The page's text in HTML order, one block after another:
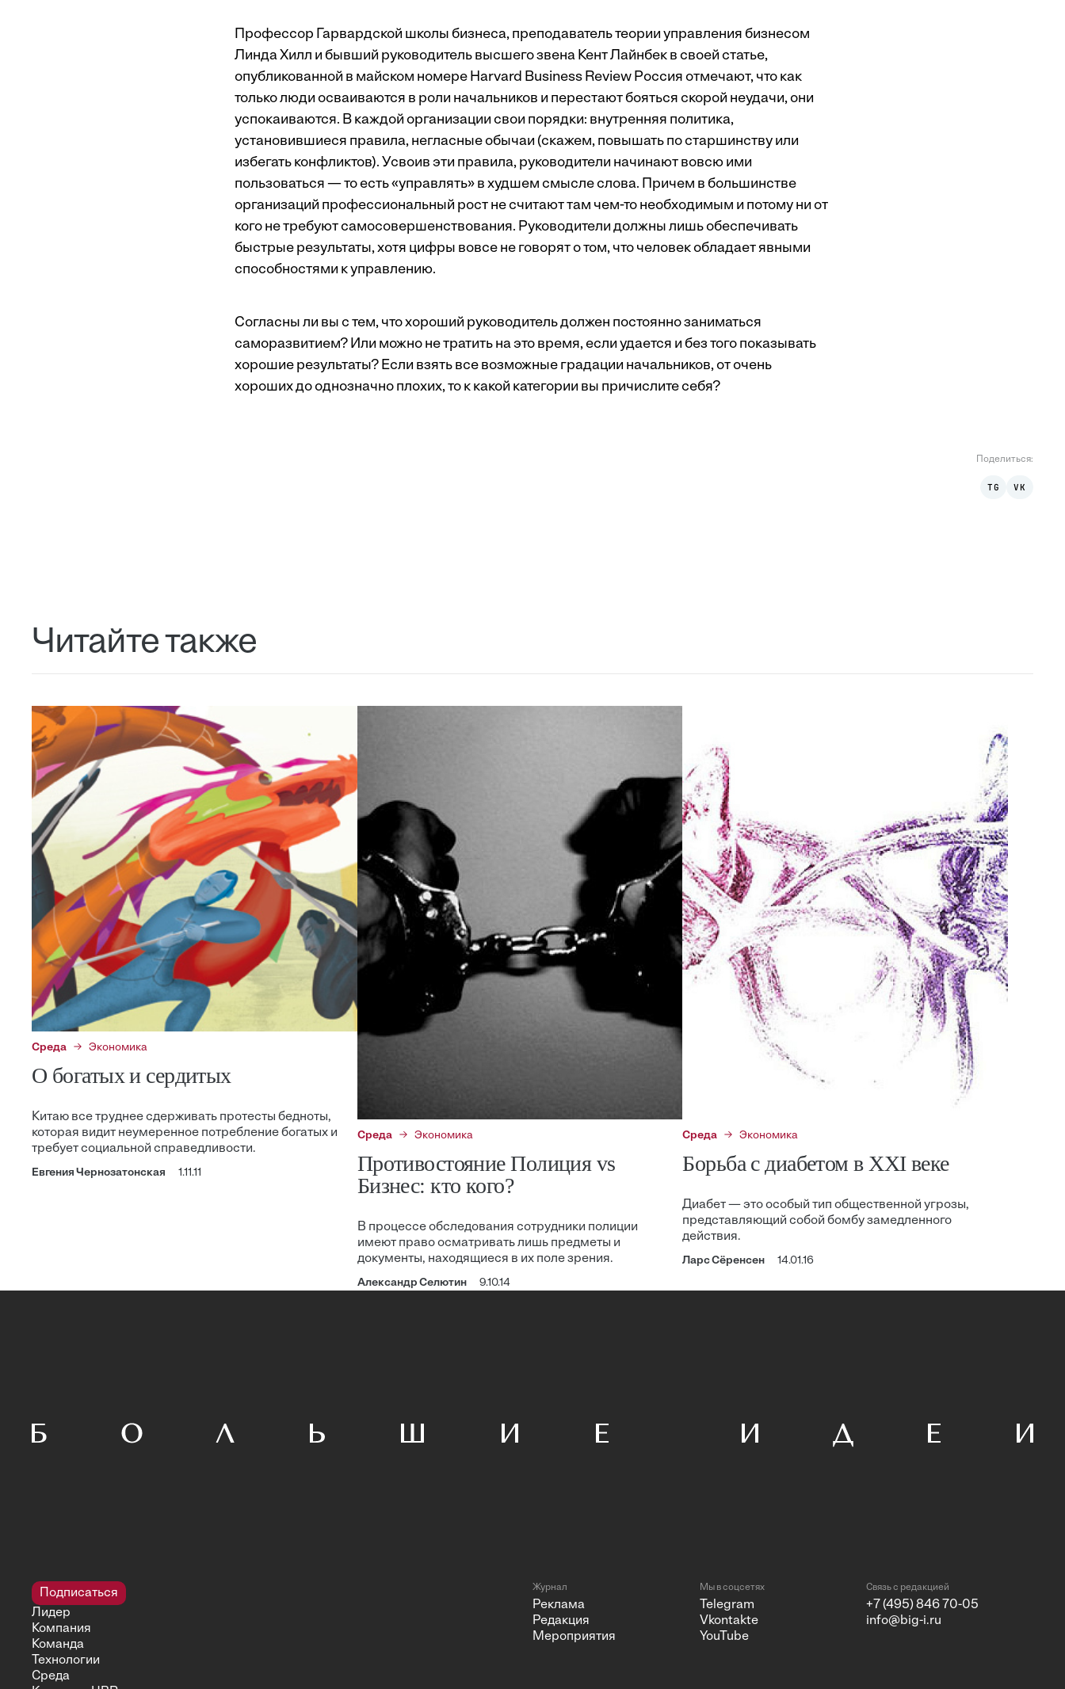
Профессор Гарвардской школы бизнеса, преподаватель теории управления бизнесом
Линда Хилл и бывший руководитель высшего звена Кент Лайнбек в своей статье,
опубликованной в майском номере Harvard Business Review Россия отмечают, что как
только люди осваиваются в роли начальников и перестают бояться скорой неудачи, они
успокаиваются. В каждой организации свои порядки: внутренняя политика,
установившиеся правила, негласные обычаи (скажем, повышать по старшинству или
избегать конфликтов). Усвоив эти правила, руководители начинают вовсю ими
пользоваться — то есть «управлять» в худшем смысле слова. Причем в большинстве
организаций профессиональный рост не считают там чем-то необходимым и потому ни от
кого не требуют самосовершенствования. Руководители должны лишь обеспечивать
быстрые результаты, хотя цифры вовсе не говорят о том, что человек обладает явными
способностями к управлению.
Согласны ли вы с тем, что хороший руководитель должен постоянно заниматься
саморазвитием? Или можно не тратить на это время, если удается и без того показывать
хорошие результаты? Если взять все возможные градации начальников, от очень
хороших до однозначно плохих, то к какой категории вы причислите себя?
Поделиться:
TG VK
Читайте также
Среда Экономика
О богатых и сердитых
Китаю все труднее сдерживать протесты бедноты,
которая видит неумеренное потребление богатых и
требует социальной справедливости.
Евгения Чернозатонская 1.11.11
Среда Экономика
Противостояние Полиция vs
Бизнес: кто кого?
В процессе обследования сотрудники полиции
имеют право осматривать лишь предметы и
документы, находящиеся в их поле зрения.
Александр Селютин 9.10.14
Среда Экономика
Борьба с диабетом в XXI веке
Диабет — это особый тип общественной угрозы,
представляющий собой бомбу замедленного
действия.
Ларс Сёренсен 14.01.16
Подписаться
Лидер
Компания
Команда
Технологии
Среда
Журнал
Реклама
Редакция
Мероприятия
Мы в соцсетях
Telegram
Vkontakte
YouTube
Связь с редакцией
+7 (495) 846 70-05
info@big-i.ru